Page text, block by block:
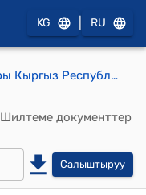
KG RU
"2023–2026-жылдары Кыргыз Республикасынын сот адилеттиги системасын өнүктүрүү" мамлекеттик максаттуу программасы (Кыргыз Республикасынын Президентинин 2023-жылдын 3-мартындагы № 47 жарлыгына ылайк)
Шилтеме документтер
Салыштыруу